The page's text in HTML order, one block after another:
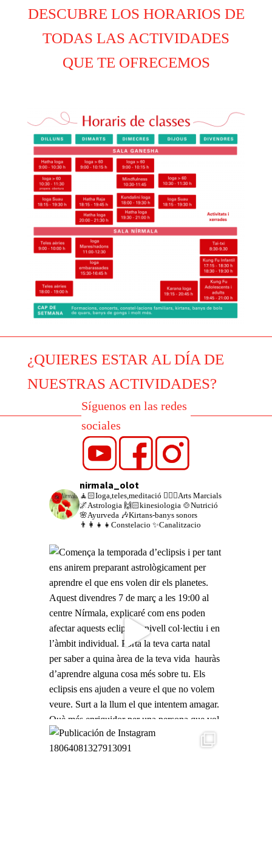
DESCUBRE LOS HORARIOS DE
TODAS LAS ACTIVIDADES
QUE TE OFRECEMOS
¿QUIERES ESTAR AL DÍA DE
NUESTRAS ACTIVIDADES?
Síguenos en las redes
sociales
nirmala_olot
🧘🏻Ioga,teles,meditació 🙆🏻‍♀️Arts Marcials
🌌Astrologia🙌🏻kinesiologia🍲Nutrició
🌸Ayurveda🎶Kirtans-banys sonors
👨‍👩‍👧‍👧Constelacio ✨Canalitzacio